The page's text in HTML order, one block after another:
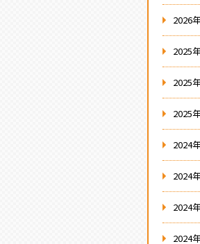
2026
2025
2025
2025
2024
2024
2024
2024